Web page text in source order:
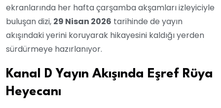
ekranlarında her hafta çarşamba akşamları izleyiciyle
buluşan dizi, 29 Nisan 2026 tarihinde de yayın
akışındaki yerini koruyarak hikayesini kaldığı yerden
sürdürmeye hazırlanıyor.
Kanal D Yayın Akışında Eşref Rüya
Heyecanı